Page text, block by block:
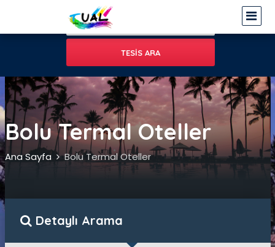
Bolu Termal Oteller
Ana Sayfa Bolu Termal Oteller
Detaylı Arama